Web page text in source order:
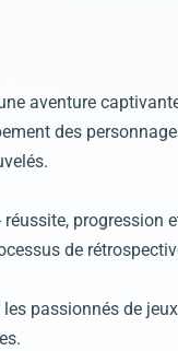
aventure
des
de
passionnés de